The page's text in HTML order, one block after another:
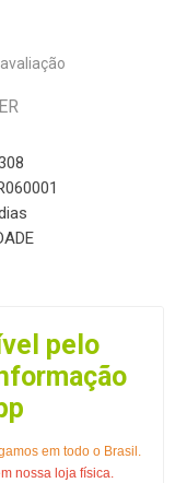
pelo
em todo o Brasil.
nossa loja física.